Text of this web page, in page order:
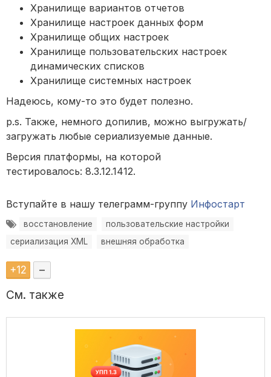
Хранилище вариантов отчетов
Хранилище настроек данных форм
Хранилище общих настроек
Хранилище пользовательских настроек
динамических списков
Хранилище системных настроек
Надеюсь, кому-то это будет полезно.
p.s. Также, немного допилив, можно выгружать/
загружать любые сериализуемые данные.
Версия платформы, на которой
тестировалось: 8.3.12.1412.
Вступайте в нашу телеграмм-группу Инфостарт
восстановление
пользовательские настройки
сериализация XML
внешняя обработка
+12 –
См. также